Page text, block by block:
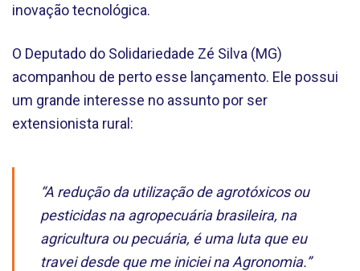
inovação tecnológica.
O Deputado do Solidariedade Zé Silva (MG)
acompanhou de perto esse lançamento. Ele possui
um grande interesse no assunto por ser
extensionista rural:
“A redução da utilização de agrotóxicos ou
pesticidas na agropecuária brasileira, na
agricultura ou pecuária, é uma luta que eu
travei desde que me iniciei na Agronomia.”